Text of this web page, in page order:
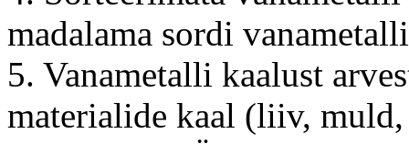
madalama sordi
5. Vanametalli kaalust
materialide kaal (liiv,